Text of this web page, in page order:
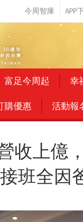
富足今周起 幸
購優惠 活動報
收上億
班全因